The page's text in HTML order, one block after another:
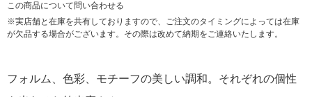
この商品について問い合わせる
※実店舗と在庫を共有しておりますので、ご注文のタイミングによっては在庫
が欠品する場合がございます。その際は改めて納期をご連絡いたします。
フォルム、色彩、モチーフの美しい調和。それぞれの個性